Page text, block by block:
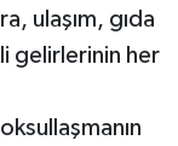
ulaşım, gıda
gelirlerinin her